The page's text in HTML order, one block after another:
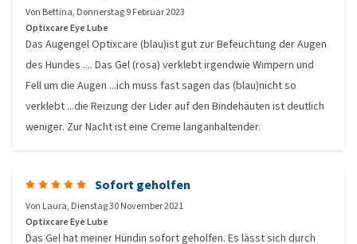
Von Bettina, Donnerstag 9 Februar 2023
Optixcare Eye Lube
Das Augengel Optixcare (blau)ist gut zur Befeuchtung der Augen
des Hundes .... Das Gel (rosa) verklebt irgendwie Wimpern und
Fell um die Augen ...ich muss fast sagen das (blau)nicht so
verklebt ...die Reizung der Lider auf den Bindehäuten ist deutlich
weniger. Zur Nacht ist eine Creme langanhaltender.
Sofort geholfen
Von Laura, Dienstag 30 November 2021
Optixcare Eye Lube
Das Gel hat meiner Hündin sofort geholfen. Es lässt sich durch